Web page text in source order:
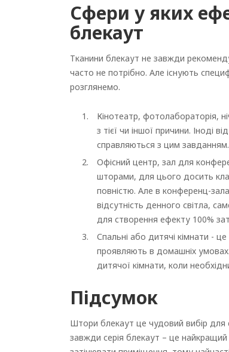
Сфери у яких
блекаут
Тканини блекаут не завжди
часто не потрібно. Але існують
розглянемо.
Кінотеатр, фотолабораторія,
з тієї чи іншої причини. Іноді
справляються з цим завданням.
Офісний центр, зал для
шторами, для цього досить
повністю. Але в конференц-
відсутність денного світла,
для створення ефекту 100%
Спальні або дитячі кімнати -
проявляють в домашніх
дитячої кімнати, коли
Підсумок
Штори блекаут це чудовий вибір для
завжди серія блекаут – це найкращий